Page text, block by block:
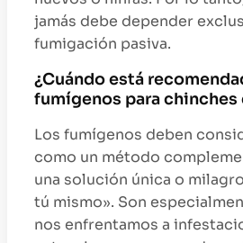
jamás debe depender
fumigación pasiva.
¿Cuándo está
fumígenos para chinches
Los fumígenos deben
como un método
una solución única o
tú mismo». Son
nos enfrentamos a